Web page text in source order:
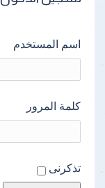
اسم المستخدم
كلمة المرور
تذكرنى